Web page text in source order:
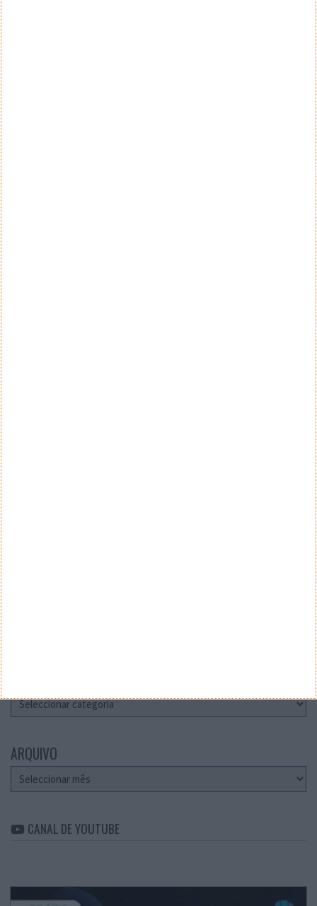
Categorias
ARQUIVO
Arquivo
CANAL DE YOUTUBE